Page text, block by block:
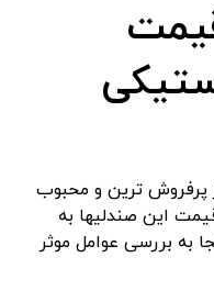
پرفروش‌ ترین و محبوب‌
این صندلیها به
به بررسی عوامل موثر